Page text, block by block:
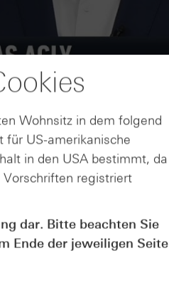
in
Wohnsitz in dem folgend
für US-amerikanische
in den USA bestimmt, da
registriert
dar. Bitte beachten Sie
Ende der jeweiligen Seite